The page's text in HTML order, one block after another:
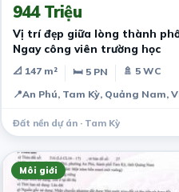
944 Triệu
Vị trí đẹp giữa lòng thành
Ngay công viên trường học
📐 147 m² 🛏 5 PN
🚿 5 WC
📍An Phú, Tam Kỳ, Quảng Nam,
Đất nền dự án · Tam Kỳ
Môi giới